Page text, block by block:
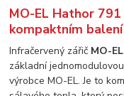
MO-EL Hathor
kompaktním balení
Infračervený zářič MO-
základní
výrobce MO-EL. Je to